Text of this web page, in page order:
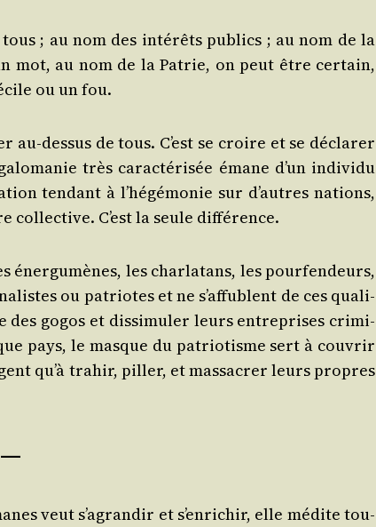
; au nom des inté­rêts publics ; au nom de la
mot, au nom de la Patrie, on peut être cer­tain,
ou un fou.
des­sus de tous. C’est se croire et se décla­rer
très carac­té­ri­sée émane d’un indi­vi­du
ten­dant à l’hé­gé­mo­nie sur d’autres nations,
col­lec­tive. C’est la seule différence.
les char­la­tans, les pour­fen­deurs,
ou patriotes et ne s’af­fublent de ces qua­li­
des gogos et dis­si­mu­ler leurs entre­prises cri­mi­
pays, le masque du patrio­tisme sert à cou­vrir
qu’à tra­hir, piller, et mas­sa­crer leurs propres
veut s’a­gran­dir et s’en­ri­chir, elle médite tou­